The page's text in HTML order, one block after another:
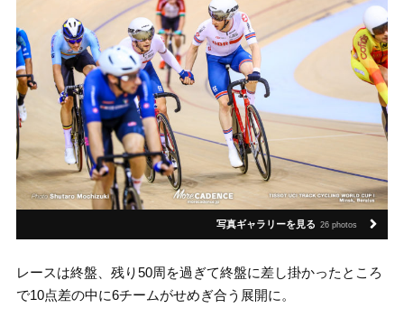
写真ギャラリーを見る 26 photos
レースは終盤、残り50周を過ぎて終盤に差し掛かったところ
で10点差の中に6チームがせめぎ合う展開に。